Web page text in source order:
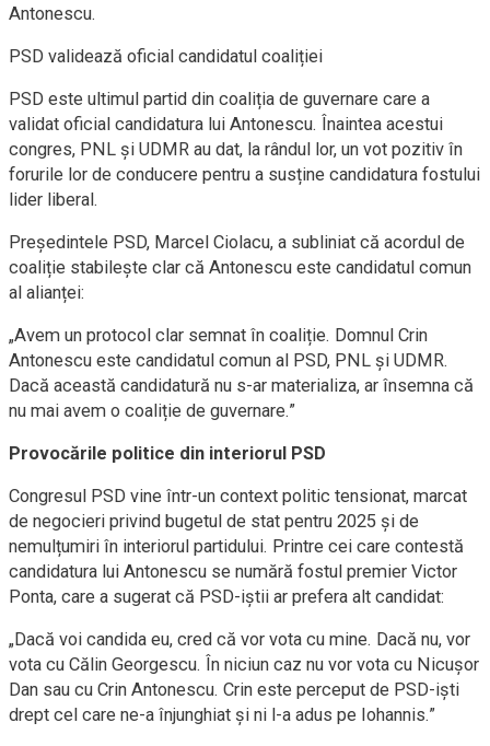
Antonescu.
PSD validează oficial candidatul coaliției
PSD este ultimul partid din coaliția de guvernare care a
validat oficial candidatura lui Antonescu. Înaintea acestui
congres, PNL și UDMR au dat, la rândul lor, un vot pozitiv în
forurile lor de conducere pentru a susține candidatura fostului
lider liberal.
Președintele PSD, Marcel Ciolacu, a subliniat că acordul de
coaliție stabilește clar că Antonescu este candidatul comun
al alianței:
„Avem un protocol clar semnat în coaliție. Domnul Crin
Antonescu este candidatul comun al PSD, PNL și UDMR.
Dacă această candidatură nu s-ar materializa, ar însemna că
nu mai avem o coaliție de guvernare.”
Provocările politice din interiorul PSD
Congresul PSD vine într-un context politic tensionat, marcat
de negocieri privind bugetul de stat pentru 2025 și de
nemulțumiri în interiorul partidului. Printre cei care contestă
candidatura lui Antonescu se numără fostul premier Victor
Ponta, care a sugerat că PSD-iștii ar prefera alt candidat:
„Dacă voi candida eu, cred că vor vota cu mine. Dacă nu, vor
vota cu Călin Georgescu. În niciun caz nu vor vota cu Nicușor
Dan sau cu Crin Antonescu. Crin este perceput de PSD-iști
drept cel care ne-a înjunghiat și ni l-a adus pe Iohannis.”